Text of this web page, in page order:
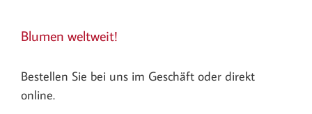
Blumen weltweit!
Bestellen Sie bei uns im Geschäft oder direkt
online.